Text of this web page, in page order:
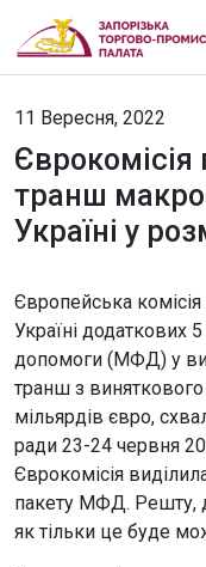
11 Вересня, 2022
транш
Україні у
Європейська
Україні додаткових
допомоги (МФД) у
транш з
мільярдів євро,
ради 23-24 червня
Єврокомісія
пакету МФД. Решту,
як тільки це буде